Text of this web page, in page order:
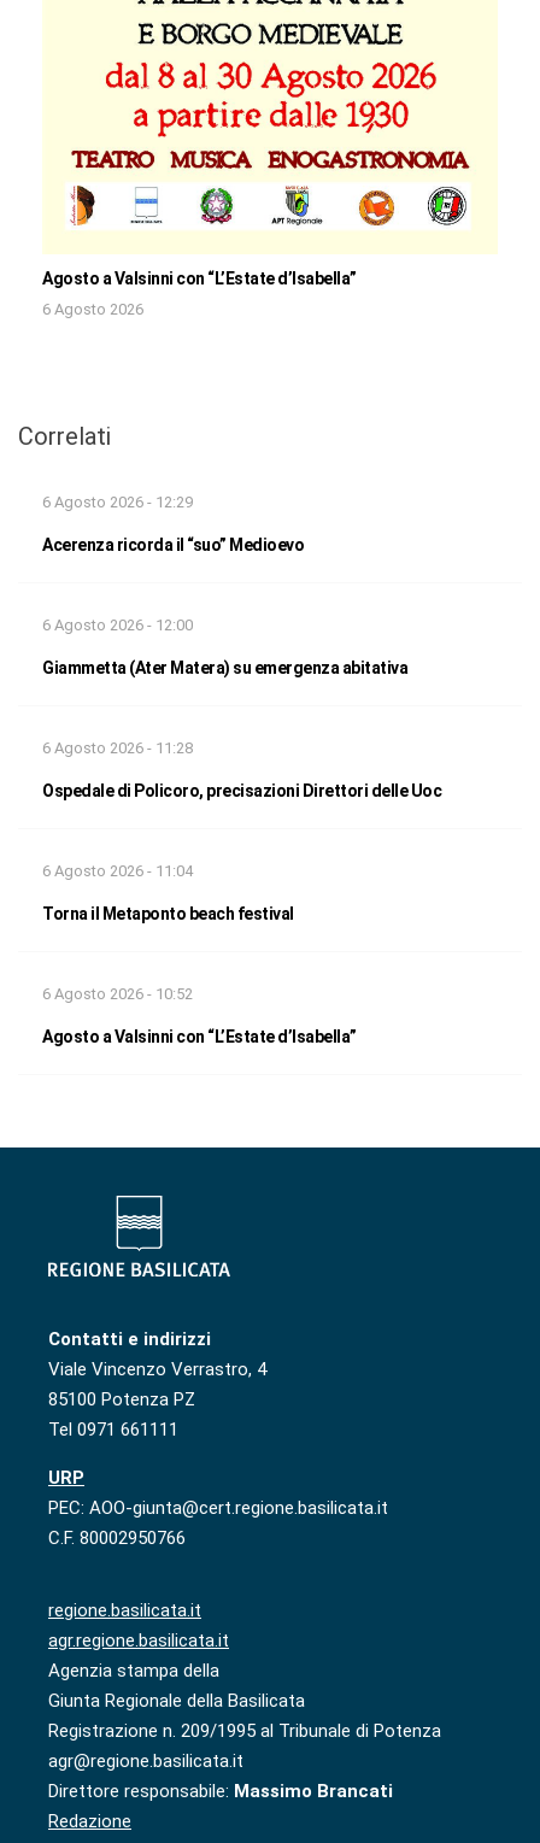
Agosto a Valsinni con “L’Estate d’Isabella”
6 Agosto 2026
Correlati
6 Agosto 2026 - 12:29
Acerenza ricorda il “suo” Medioevo
6 Agosto 2026 - 12:00
Giammetta (Ater Matera) su emergenza abitativa
6 Agosto 2026 - 11:28
Ospedale di Policoro, precisazioni Direttori delle Uoc
6 Agosto 2026 - 11:04
Torna il Metaponto beach festival
6 Agosto 2026 - 10:52
Agosto a Valsinni con “L’Estate d’Isabella”
Contatti e indirizzi
Viale Vincenzo Verrastro, 4
85100 Potenza PZ
Tel 0971 661111
URP
PEC: AOO-giunta@cert.regione.basilicata.it
C.F. 80002950766
regione.basilicata.it
agr.regione.basilicata.it
Agenzia stampa della
Giunta Regionale della Basilicata
Registrazione n. 209/1995 al Tribunale di Potenza
agr@regione.basilicata.it
Direttore responsabile: Massimo Brancati
Redazione